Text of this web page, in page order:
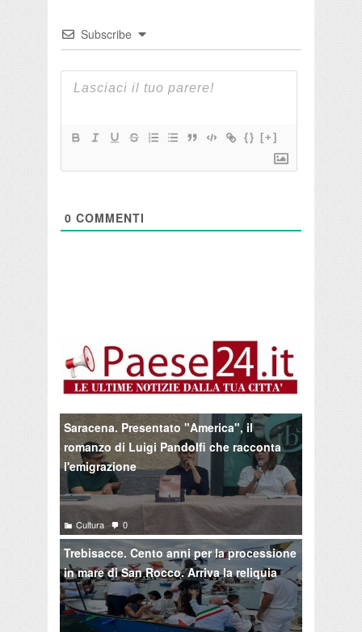
Subscribe
{} [+]
0 COMMENTI
Saracena. Presentato "America", il
romanzo di Luigi Pandolfi che racconta
l'emigrazione
Cultura 0
Trebisacce. Cento anni per la processione
in mare di San Rocco. Arriva la reliquia